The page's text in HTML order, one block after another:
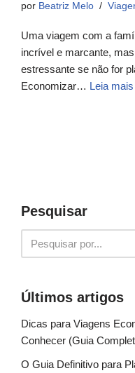
por Beatriz Melo
Uma viagem com a
incrível e marcante,
estressante se não for
Economizar… Leia
Pesquisar
Últimos artigos
Dicas para Viagens
Conhecer (Guia
O Guia Definitivo para